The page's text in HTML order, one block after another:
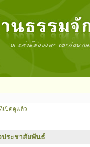
เปิดดูแล้ว
ประชาสัมพันธ์